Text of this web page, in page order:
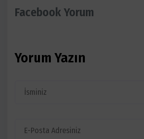
Facebook Yorum
Yorum Yazın